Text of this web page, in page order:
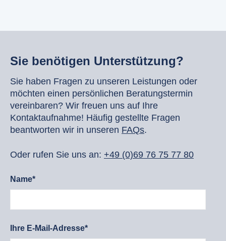
Sie benötigen Unterstützung?
Sie haben Fragen zu unseren Leistungen oder
möchten einen persönlichen Beratungstermin
vereinbaren? Wir freuen uns auf Ihre
Kontaktaufnahme! Häufig gestellte Fragen
beantworten wir in unseren FAQs.
Oder rufen Sie uns an: +49 (0)69 76 75 77 80
Name*
Ihre E-Mail-Adresse*